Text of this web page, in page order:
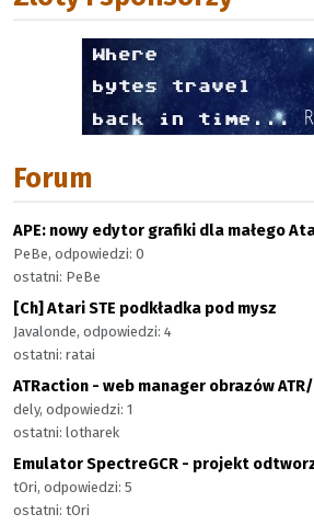
Forum
APE: nowy edytor grafiki dla małego
PeBe, odpowiedzi: 0
ostatni: PeBe
[Ch] Atari STE podkładka pod mysz
Javalonde, odpowiedzi: 4
ostatni: ratai
ATRaction - web manager obrazów ATR/
dely, odpowiedzi: 1
ostatni: lotharek
Emulator SpectreGCR - projekt
tOri, odpowiedzi: 5
ostatni: tOri